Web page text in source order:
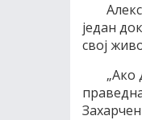
један
свој
„Ако